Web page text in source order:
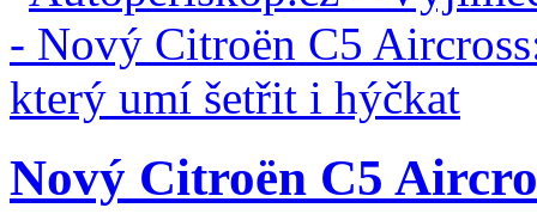
Nový Citroën C5